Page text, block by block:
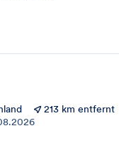
213 km entfernt